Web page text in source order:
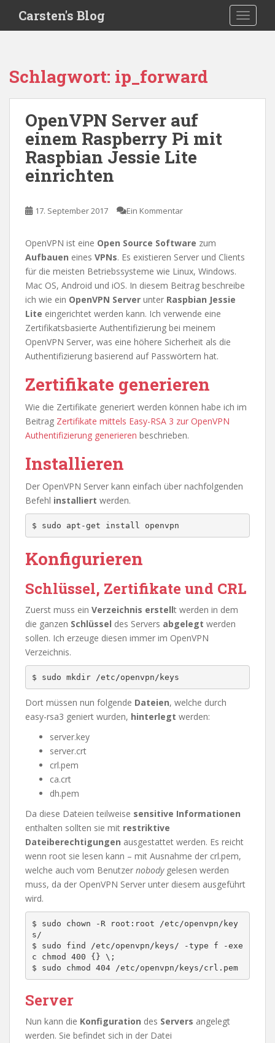
i
Carsten's Blog
Schlagwort: ip_forward
OpenVPN Server auf
einem Raspberry Pi mit
Raspbian Jessie Lite
einrichten
17. September 2017 Ein Kommentar
OpenVPN ist eine Open Source Software zum
Aufbauen eines VPNs. Es existieren Server und Clients
für die meisten Betriebssysteme wie Linux, Windows.
Mac OS, Android und iOS. In diesem Beitrag beschreibe
ich wie ein OpenVPN Server unter Raspbian Jessie
Lite eingerichtet werden kann. Ich verwende eine
Zertifikatsbasierte Authentifizierung bei meinem
OpenVPN Server, was eine höhere Sicherheit als die
Authentifizierung basierend auf Passwörtern hat.
Zertifikate generieren
Wie die Zertifikate generiert werden können habe ich im
Beitrag Zertifikate mittels Easy-RSA 3 zur OpenVPN
Authentifizierung generieren beschrieben.
Installieren
Der OpenVPN Server kann einfach über nachfolgenden
Befehl installiert werden.
Konfigurieren
Schlüssel, Zertifikate und CRL
Zuerst muss ein Verzeichnis erstellt werden in dem
die ganzen Schlüssel des Servers abgelegt werden
sollen. Ich erzeuge diesen immer im OpenVPN
Verzeichnis.
$ sudo mkdir /etc/openvpn/keys
Dort müssen nun folgende Dateien, welche durch
easy-rsa3 geniert wurden, hinterlegt werden:
server.key
server.crt
crl.pem
ca.crt
dh.pem
Da diese Dateien teilweise sensitive Informationen
enthalten sollten sie mit restriktive
Dateiberechtigungen ausgestattet werden. Es reicht
wenn root sie lesen kann – mit Ausnahme der crl.pem,
welche auch vom Benutzer nobodygelesen werden
muss, da der OpenVPN Server unter diesem ausgeführt
wird.
$ sudo chown -R root:root /etc/openvpn/key
s/
$ sudo find /etc/openvpn/keys/ -type f -exe
c chmod 400 {} \;
$ sudo chmod 404 /etc/openvpn/keys/crl.pem
Server
Nun kann die Konfiguration des Servers angelegt
werden. Sie befindet sich in der Datei